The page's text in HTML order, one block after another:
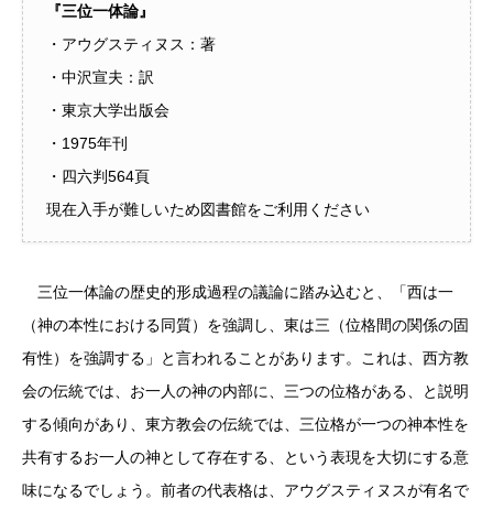
『三位一体論』
・アウグスティヌス：著
・中沢宣夫：訳
・東京大学出版会
・1975年刊
・四六判564頁
現在入手が難しいため図書館をご利用ください
三位一体論の歴史的形成過程の議論に踏み込むと、「西は一
（神の本性における同質）を強調し、東は三（位格間の関係の固
有性）を強調する」と言われることがあります。これは、西方教
会の伝統では、お一人の神の内部に、三つの位格がある、と説明
する傾向があり、東方教会の伝統では、三位格が一つの神本性を
共有するお一人の神として存在する、という表現を大切にする意
味になるでしょう。前者の代表格は、アウグスティヌスが有名で